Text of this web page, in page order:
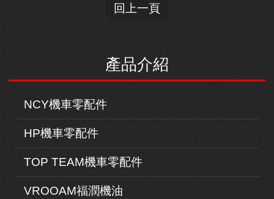
產品介紹
NCY機車零配件
HP機車零配件
TOP TEAM機車零配件
VROOAM福潤機油
回上一頁